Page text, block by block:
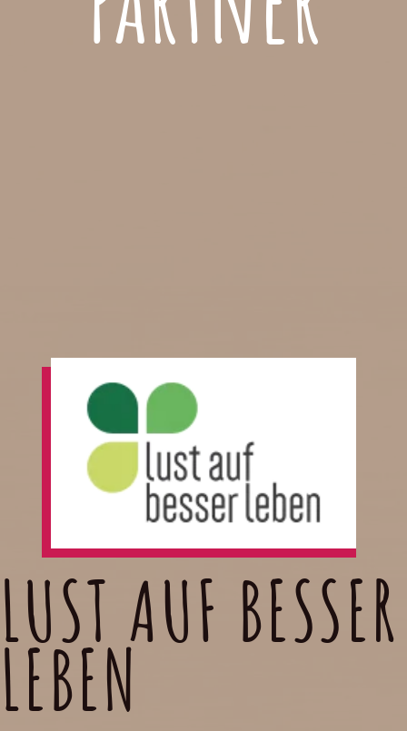
LUST AUF BESSER
LEBEN